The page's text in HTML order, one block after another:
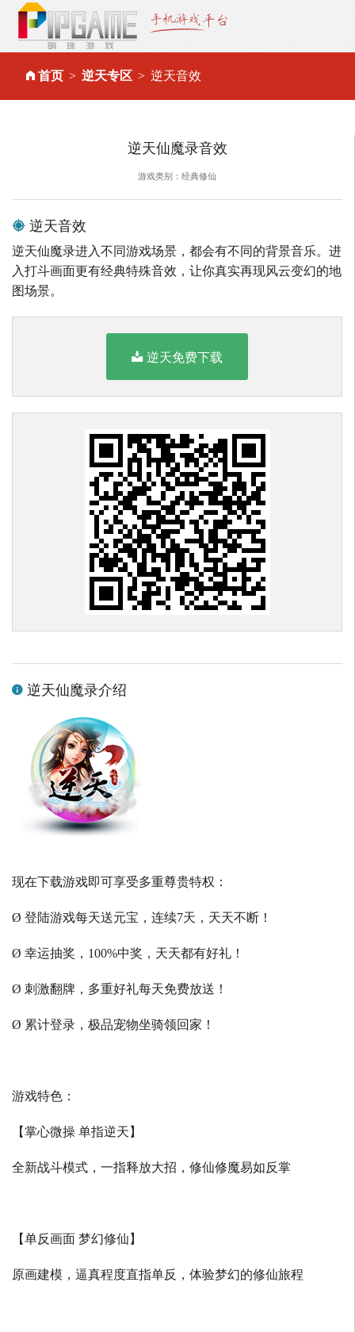
首页 逆天专区 逆天音效
逆天仙魔录音效
游戏类别：经典修仙
逆天音效
逆天仙魔录进入不同游戏场景，都会有不同的背景音乐。进
入打斗画面更有经典特殊音效，让你真实再现风云变幻的地
图场景。
逆天免费下载
逆天仙魔录介绍
现在下载游戏即可享受多重尊贵特权：
Ø 登陆游戏每天送元宝，连续7天，天天不断！
Ø 幸运抽奖，100%中奖，天天都有好礼！
Ø 刺激翻牌，多重好礼每天免费放送！
Ø 累计登录，极品宠物坐骑领回家！
游戏特色：
【掌心微操 单指逆天】
全新战斗模式，一指释放大招，修仙修魔易如反掌
【单反画面 梦幻修仙】
原画建模，逼真程度直指单反，体验梦幻的修仙旅程